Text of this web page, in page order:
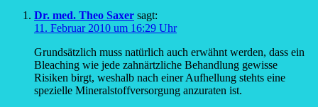
Dr. med. Theo Saxer sagt:
11. Februar 2010 um 16:29 Uhr
Grundsätzlich muss natürlich auch erwähnt werden, dass ein
Bleaching wie jede zahnärtzliche Behandlung gewisse
Risiken birgt, weshalb nach einer Aufhellung stehts eine
spezielle Mineralstoffversorgung anzuraten ist.